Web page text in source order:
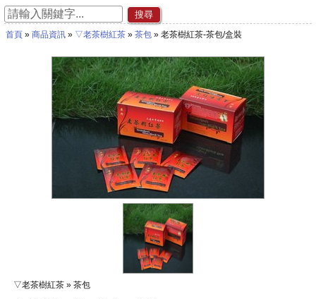
☆ ★~歡迎您到留言版給我們加油打氣~☆ ★
搜尋
首頁» 商品資訊» ▽老茶樹紅茶» 茶包» 老茶樹紅茶-茶包/盒裝
▽老茶樹紅茶 » 茶包